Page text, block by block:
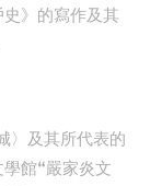
》的寫作及其
〉及其所代表的
館“嚴家炎文